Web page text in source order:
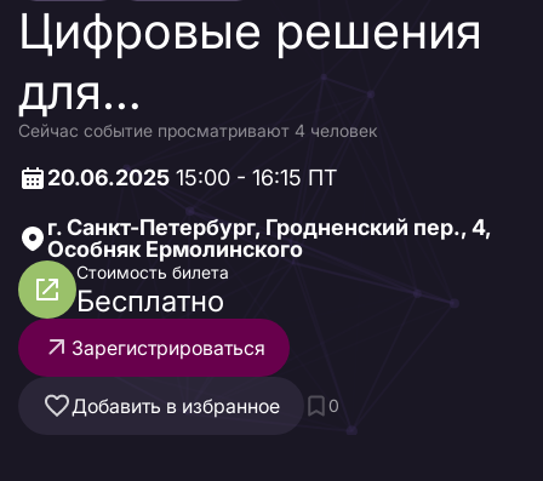
Цифровые решения
для
промышленности и
городов
Сейчас событие просматривают 4 человек
20.06.2025 15:00 - 16:15 ПТ
г. Санкт-Петербург, Гродненский пер., 4,
Особняк Ермолинского
Стоимость билета
Бесплатно
Зарегистрироваться
Добавить в избранное 0